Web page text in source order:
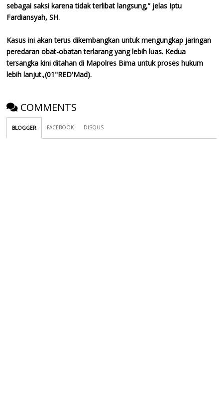
sebagai saksi karena tidak terlibat langsung,” jelas Iptu
Fardiansyah, SH.
Kasus ini akan terus dikembangkan untuk mengungkap jaringan
peredaran obat-obatan terlarang yang lebih luas. Kedua
tersangka kini ditahan di Mapolres Bima untuk proses hukum
lebih lanjut.,(01"RED'Mad).
COMMENTS
BLOGGER FACEBOOK DISQUS